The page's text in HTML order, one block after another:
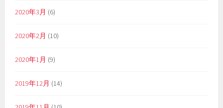
2020年3月 (6)
2020年2月 (10)
2020年1月 (9)
2019年12月 (14)